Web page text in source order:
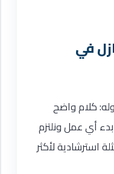
في
كلام واضح
أي عمل ونلتزم
استرشادية لأكثر